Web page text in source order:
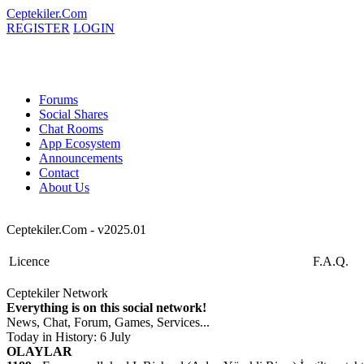
Ceptekiler.Com
REGISTER LOGIN
Forums
Social Shares
Chat Rooms
App Ecosystem
Announcements
Contact
About Us
Ceptekiler.Com - v2025.01
Licence F.A.Q.
Ceptekiler Network
Everything is on this social network!
News, Chat, Forum, Games, Services...
Today in History: 6 July
OLAYLAR